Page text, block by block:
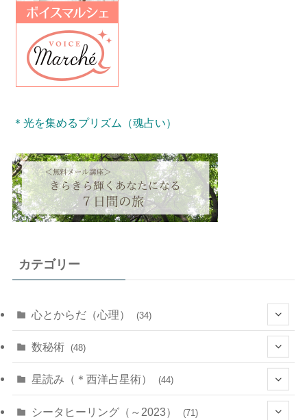
＊光を集めるプリズム（魂占い）
カテゴリー
心とからだ（心理） (34)
(22)
数秘術 (48)
(11)
(10)
星読み（＊西洋占星術） (44)
(11)
シータヒーリング（～2023） (71)